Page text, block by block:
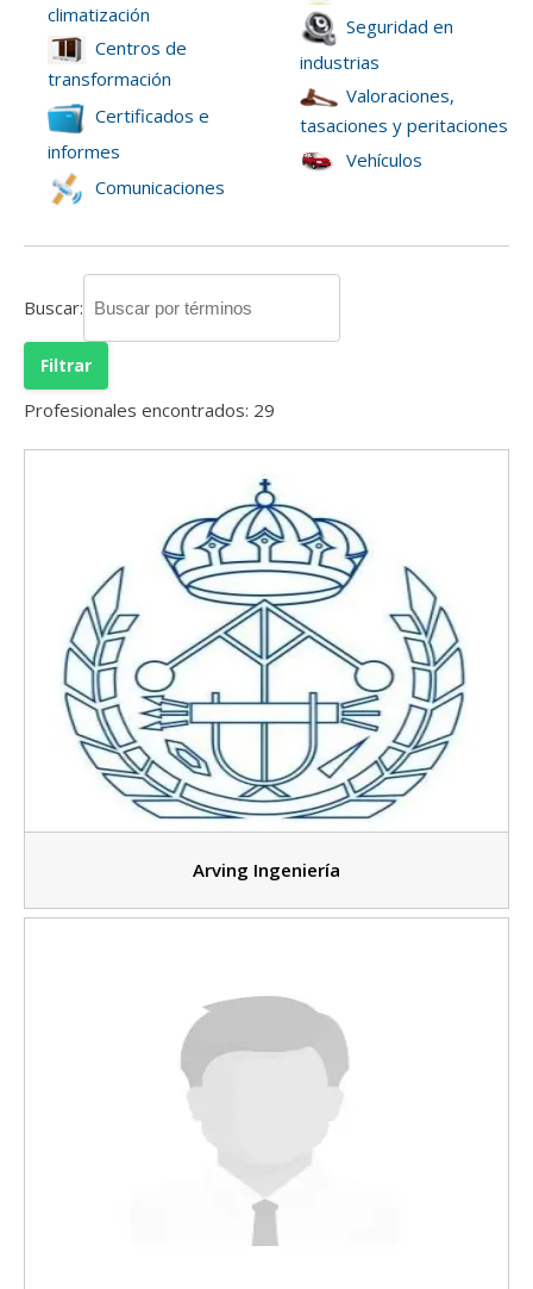
climatización
Centros de
transformación
Certificados e
informes
Comunicaciones
Seguridad en
industrias
Valoraciones,
tasaciones y peritaciones
Vehículos
Buscar:
Profesionales encontrados: 29
Arving Ingeniería